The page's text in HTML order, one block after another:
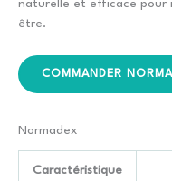
naturelle et efficace pour
être.
COMMANDER
Normadex
Caractéristique